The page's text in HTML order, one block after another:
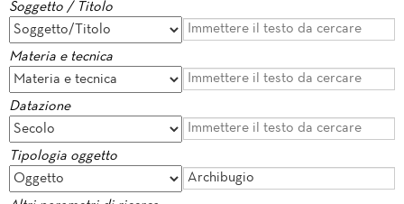
Soggetto / Titolo
Materia e tecnica
Datazione
Tipologia oggetto